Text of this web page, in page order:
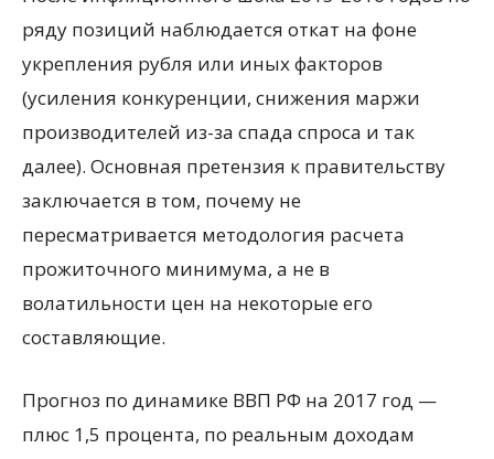
ряду позиций наблюдается откат на фоне
укрепления рубля или иных факторов
(усиления конкуренции, снижения маржи
производителей из-за спада спроса и так
далее). Основная претензия к правительству
заключается в том, почему не
пересматривается методология расчета
прожиточного минимума, а не в
волатильности цен на некоторые его
составляющие.
Прогноз по динамике ВВП РФ на 2017 год —
плюс 1,5 процента, по реальным доходам